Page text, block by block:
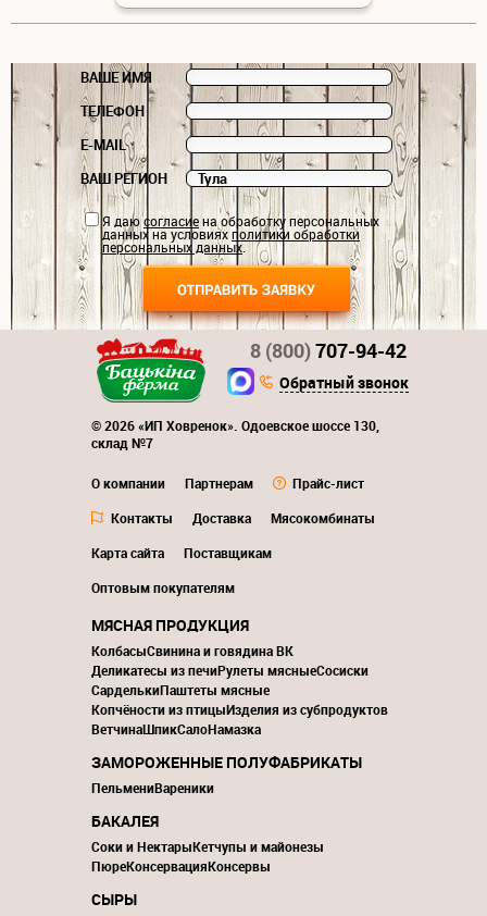
ВАШЕ ИМЯ
ТЕЛЕФОН
E-MAIL
ВАШ РЕГИОН
Я даюсогласиена обработку персональных
данных на условияхполитики обработки
персональных данных.
© 2026 «ИП Ховренок». Одоевское шоссе 130,
склад №7
О компании Партнерам
Прайс-лист
Контакты
Доставка
Мясокомбинаты
Карта сайта
Поставщикам
Оптовым покупателям
8 (800)707-94-42
Обратный звонок
МЯСНАЯ ПРОДУКЦИЯ
КолбасыСвинина и говядина ВК
Деликатесы из печиРулеты мясныеСосиски
СарделькиПаштеты мясные
Копчёности из птицыИзделия из субпродуктов
ВетчинаШпикСалоНамазка
ЗАМОРОЖЕННЫЕ ПОЛУФАБРИКАТЫ
ПельмениВареники
БАКАЛЕЯ
Соки и НектарыКетчупы и майонезы
ПюреКонсервацияКонсервы
СЫРЫ